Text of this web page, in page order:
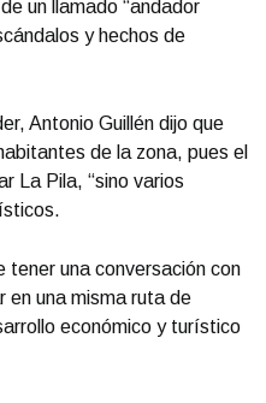
un llamado “andador
y hechos de
Antonio Guillén dijo que
de la zona, pues el
La Pila, “sino varios
una conversación con
en una misma ruta de
económico y turístico